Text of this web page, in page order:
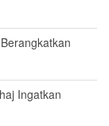
Ingatkan